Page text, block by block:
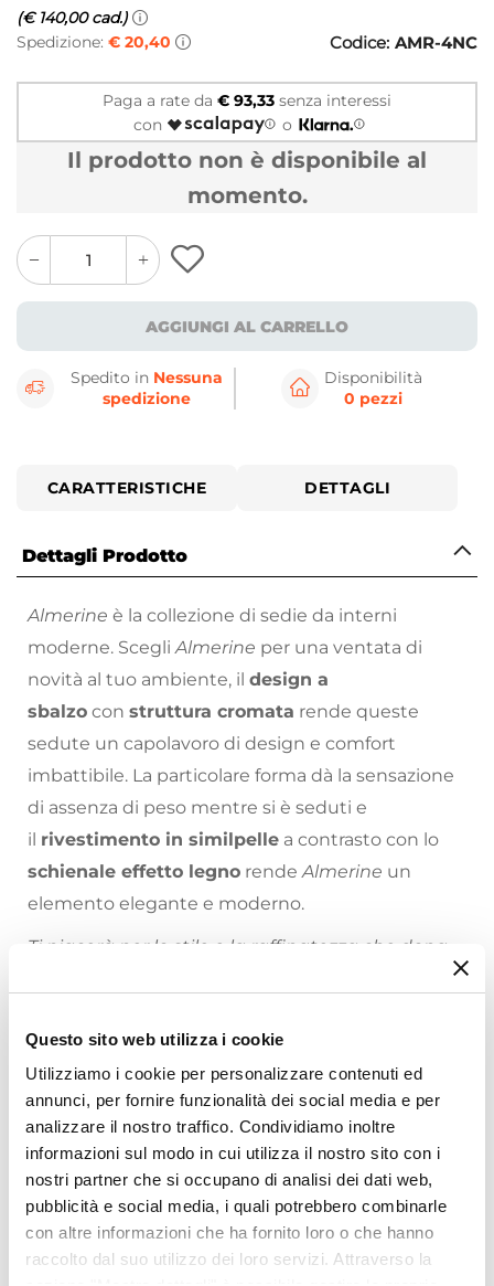
Questo sito web utilizza i cookie
Utilizziamo i cookie per personalizzare contenuti ed
annunci, per fornire funzionalità dei social media e per
analizzare il nostro traffico. Condividiamo inoltre
informazioni sul modo in cui utilizza il nostro sito con i
nostri partner che si occupano di analisi dei dati web,
pubblicità e social media, i quali potrebbero combinarle
con altre informazioni che ha fornito loro o che hanno
raccolto dal suo utilizzo dei loro servizi. Attraverso la
(€ 140,00 cad.)
Spedizione: € 20,40 Codice: AMR-4NC
Paga a rate da € 93,33 senza interessi
con
o
Il prodotto non è disponibile al
momento.
quantity
button
quantity
minus
button
AGGIUNGI AL CARRELLO
Spedito in Nessuna
spedizione
Disponibilità
0 pezzi
CARATTERISTICHE DETTAGLI
Dettagli Prodotto
Almerine è la collezione di sedie da interni
moderne. ScegliAlmerine per una ventata di
novità al tuo ambiente, il design a
sbalzo con struttura cromata rende queste
sedute un capolavoro di design e comfort
imbattibile. La particolare forma dà la sensazione
di assenza di peso mentre si è seduti e
il rivestimento in similpelle a contrasto con lo
schienale effetto legno rendeAlmerine un
elemento elegante e moderno.
Ti piacerà per lo stile e la raffinatezza che dona
nuove sedie: il nostro ampio catalogo
onlinecontiene una vasta selezione che ti
permetterà di rendere la tua casa unica!
Riepilogo Caratteristiche
Caratteristiche
Tipologia
Set di sedie
Serie
Almerine
Ti suggeriamo anche